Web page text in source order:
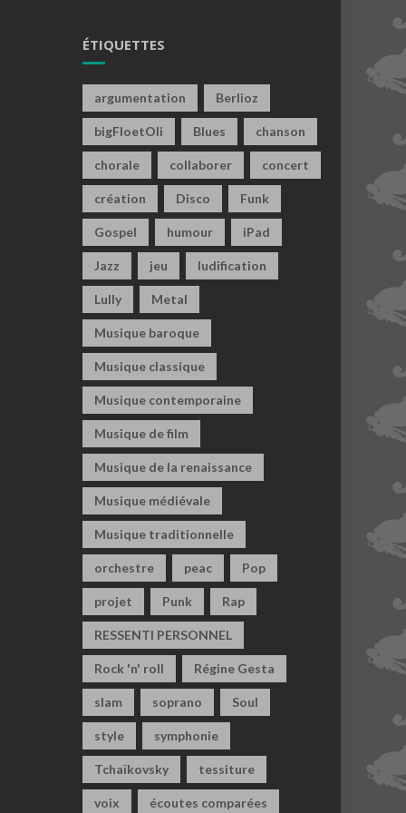
ÉTIQUETTES
argumentation Berlioz
bigFloetOli Blues chanson
chorale collaborer concert
création Disco Funk
Gospel humour iPad
Jazz jeu ludification
Lully Metal
Musique baroque
Musique classique
Musique contemporaine
Musique de film
Musique de la renaissance
Musique médiévale
Musique traditionnelle
orchestre peac Pop
projet Punk Rap
RESSENTI PERSONNEL
Rock 'n' roll Régine Gesta
slam soprano Soul
style symphonie
Tchaïkovsky tessiture
voix écoutes comparées